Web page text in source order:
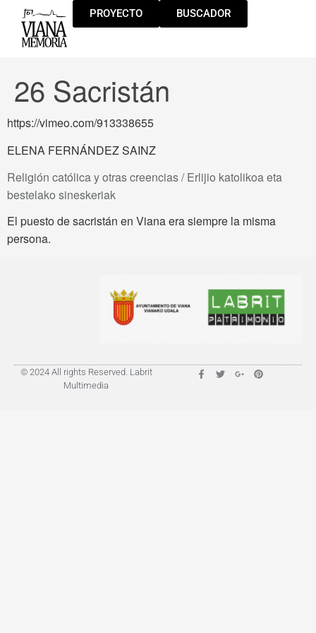
PROYECTO BUSCADOR
26 Sacristán
https://vimeo.com/913338655
ELENA FERNÁNDEZ SAINZ
Religión católica y otras creencias / Erlijio katolikoa eta
bestelako sineskeriak
El puesto de sacristán en Viana era siempre la misma
persona.
© 2024 All rights Reserved. Labrit
Multimedia